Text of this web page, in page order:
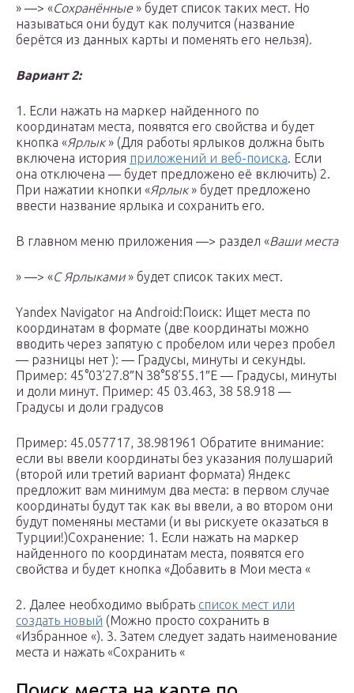
» —> «Сохранённые» будет список таких мест. Но
называться они будут как получится (название
берётся из данных карты и поменять его нельзя).
Вариант 2:
1. Если нажать на маркер найденного по
координатам места, появятся его свойства и будет
кнопка «Ярлык» (Для работы ярлыков должна быть
включена история приложений и веб-поиска. Если
она отключена — будет предложено её включить) 2.
При нажатии кнопки «Ярлык» будет предложено
ввести название ярлыка и сохранить его.
В главном меню приложения —> раздел «Ваши места
» —> «С Ярлыками» будет список таких мест.
Yandex Navigator на Android:Поиск: Ищет места по
координатам в формате (две координаты можно
вводить через запятую с пробелом или через пробел
— разницы нет ): — Градусы, минуты и секунды.
Пример: 45°03’27.8″N 38°58’55.1″E — Градусы, минуты
и доли минут. Пример: 45 03.463, 38 58.918 —
Градусы и доли градусов
Пример: 45.057717, 38.981961 Обратите внимание:
если вы ввели координаты без указания полушарий
(второй или третий вариант формата) Яндекс
предложит вам минимум два места: в первом случае
координаты будут так как вы ввели, а во втором они
будут поменяны местами (и вы рискуете оказаться в
Турции!)Сохранение: 1. Если нажать на маркер
найденного по координатам места, появятся его
свойства и будет кнопка «Добавить в Мои места «
2. Далее необходимо выбрать список мест или
создать новый (Можно просто сохранить в
«Избранное «). 3. Затем следует задать наименование
места и нажать «Сохранить «